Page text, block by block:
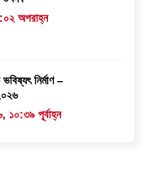
অপরাহ্ন
নির্মাণ –
১০:৩৯ পূর্বাহ্ন